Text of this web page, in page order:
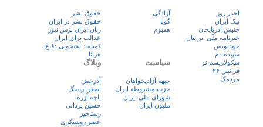
اخبار روز
پيک ايران
جنبش آذربایجان
خبرنامه ملّی ایرانیان
خودنویس
سپیده دم
سکولاریسم نو
فرانس ۲۴
مردمک
آزادگی
گویا
همبوم
حقوق بشر
حقوق بشر در ایران
زنان ايران پرس نيوز
عدالت برای ایران
کمیته دانشجویی دفاع
هرانا
سیاست
جبهه آزادیخواهان
حزب مشروطه ایران
شورای ملی ایران
ملیون ایران
وبلاگ
آذرخش
اصغر ارسنگ
باچه آزره
حسین یزدانی
رستاخیز
عضر روشنگری